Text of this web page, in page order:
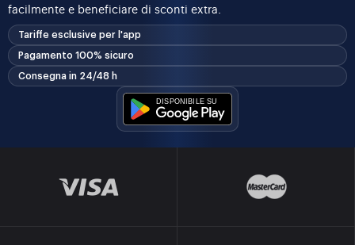
facilmente e beneficiare di sconti extra.
Tariffe esclusive per l'app
Pagamento 100% sicuro
Consegna in 24/48 h